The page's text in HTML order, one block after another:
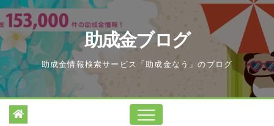
Skip
to
content
助成金ブログ
助成金情報検索サービス「助成金なう」のブログ